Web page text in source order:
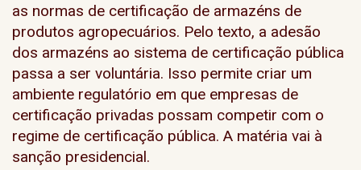
as normas de certificação de armazéns de
produtos agropecuários. Pelo texto, a adesão
dos armazéns ao sistema de certificação pública
passa a ser voluntária. Isso permite criar um
ambiente regulatório em que empresas de
certificação privadas possam competir com o
regime de certificação pública. A matéria vai à
sanção presidencial.